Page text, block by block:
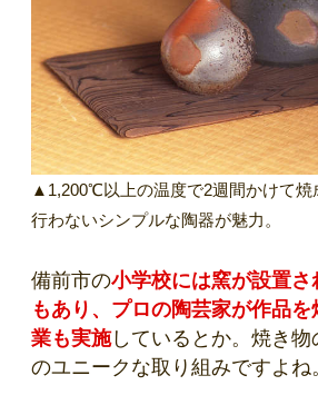
▲1,200℃以上の温度で2週間かけて焼
行わないシンプルな陶器が魅力。
備前市の小学校には窯が設置さ
もあり、プロの陶芸家が作品
業も実施しているとか。焼き物
のユニークな取り組みですよね